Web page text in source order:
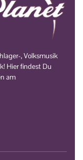
, Volksmusik
Hier findest Du
am